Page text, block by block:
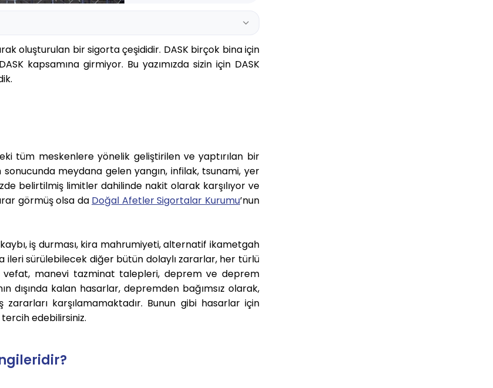
oluşturulan bir sigorta çeşididir. DASK birçok bina için
kapsamına girmiyor. Bu yazımızda sizin için DASK
tüm meskenlere yönelik geliştirilen ve yaptırılan bir
meydana gelen yangın, infilak, tsunami, yer
belirtilmiş limitler dahilinde nakit olarak karşılıyor ve
görmüş olsa da Doğal Afetler Sigortalar Kurumu’nun
iş durması, kira mahrumiyeti, alternatif ikametgah
sürülebilecek diğer bütün dolaylı zararlar, her türlü
manevi tazminat talepleri, deprem ve deprem
dışında kalan hasarlar, depremden bağımsız olarak,
zararları karşılamamaktadır. Bunun gibi hasarlar için
tercih edebilirsiniz.